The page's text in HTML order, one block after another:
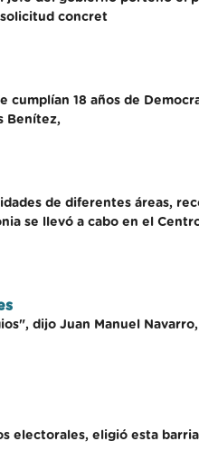
solicitud concret
18 años de
Benítez,
de diferentes áreas,
se llevó a cabo en el
dijo Juan Manuel
electorales, eligió esta